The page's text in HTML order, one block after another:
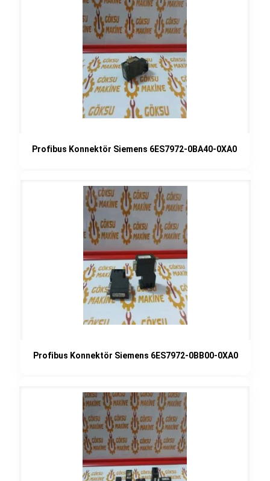
Profibus Konnektör Siemens 6ES7972-0BA40-0XA0
Profibus Konnektör Siemens 6ES7972-0BB00-0XA0